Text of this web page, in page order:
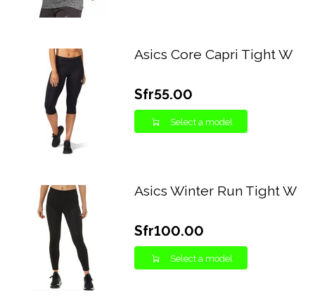
Asics Core Capri Tight W
Sfr55.00
Select a model
Asics Winter Run Tight W
Sfr100.00
Select a model